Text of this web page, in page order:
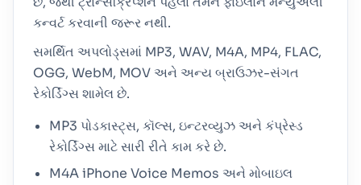
કન્વર્ટ કરવાની જરૂર નથી.
સમર્થિત અપલોડ્સમાં MP3, WAV, M4A, MP4, FLAC,
OGG, WebM, MOV અને અન્ય બ્રાઉઝર-સંગત
રેકોર્ડિંગ્સ શામેલ છે.
MP3 પોડકાસ્ટ્સ, કૉલ્સ, ઇન્ટરવ્યુઝ અને કંપ્રેસ્ડ
રેકોર્ડિંગ્સ માટે સારી રીતે કામ કરે છે.
M4A iPhone Voice Memos અને મોબાઇલ